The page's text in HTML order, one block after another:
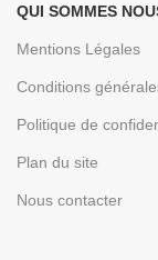
QUI SOMMES
Mentions Légales
Conditions
Politique de
Plan du site
Nous contacter